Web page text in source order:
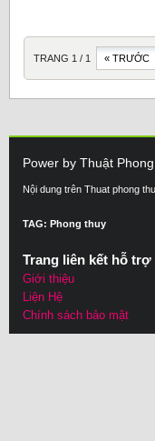
TRANG 1 / 1 « TRƯỚC
Power by Thuật
Nội dung trên Thuat phong
TAG: Phong thuy
Trang liên kết hỗ trợ
Giới thiệu
Liện Hệ
Chính sách bảo mật